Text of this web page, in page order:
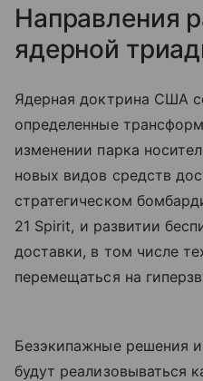
Направления
ядерной
Ядерная доктрина США
определенные
изменении парка
новых видов средств
стратегическом
21 Spirit, и развитии
доставки, в том числе
перемещаться на
Безэкипажные решения
будут реализовываться